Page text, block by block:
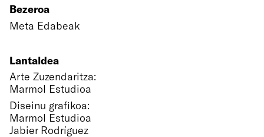
Bezeroa
Meta Edabeak
Lantaldea
Arte Zuzendaritza:
Marmol Estudioa
Diseinu grafikoa:
Marmol Estudioa
Jabier Rodríguez